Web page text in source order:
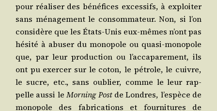
pour réa­li­ser des béné­fices exces­sifs, à exploi­ter
sans ména­ge­ment le consom­ma­teur. Non, si l’on
consi­dère que les États-Unis eux-mêmes n’ont pas
hési­té à abu­ser du mono­pole ou qua­si-mono­pole
que, par leur pro­duc­tion ou l’ac­ca­pa­re­ment, ils
ont pu exer­cer sur le coton, le pétrole, le cuivre,
le sucre, etc., sans oublier, comme le leur rap­
pelle aus­si leMor­ning Postde Londres, l’es­pèce de
mono­pole des fabri­ca­tions et four­ni­tures de